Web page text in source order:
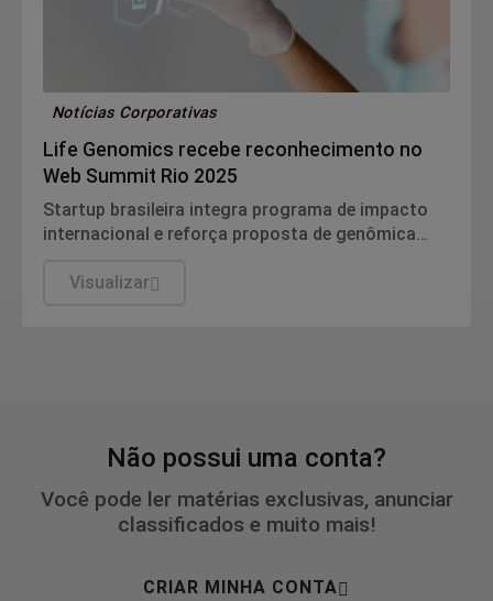
Notícias Corporativas
Life Genomics recebe reconhecimento no
Web Summit Rio 2025
Startup brasileira integra programa de impacto
internacional e reforça proposta de genômica
Visualizar
Não possui uma conta?
Você pode ler matérias exclusivas, anunciar
classificados e muito mais!
CRIAR MINHA CONTA